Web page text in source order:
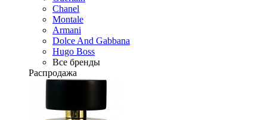
Chanel
Montale
Armani
Dolce And Gabbana
Hugo Boss
Все бренды
Распродажа